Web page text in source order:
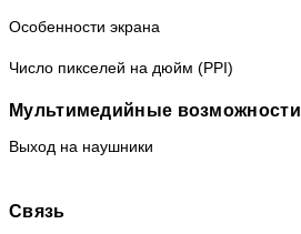
Особенности экрана
Число пикселей на дюйм (PPI)
Мультимедийные возможности
Выход на наушники
Связь